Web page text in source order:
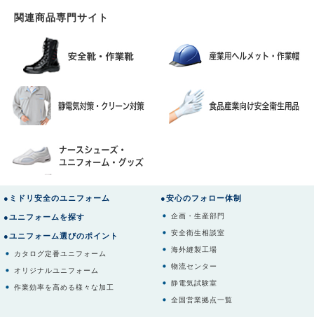
関連商品専門サイト
●ミドリ安全のユニフォーム
●ユニフォームを探す
●ユニフォーム選びのポイント
カタログ定番ユニフォーム
オリジナルユニフォーム
作業効率を高める様々な加工
●安心のフォロー体制
企画・生産部門
安全衛生相談室
海外縫製工場
物流センター
静電気試験室
全国営業拠点一覧